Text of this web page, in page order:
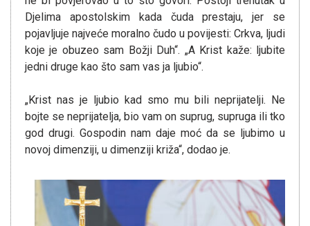
Djelima apostolskim kada čuda prestaju, jer se
pojavljuje najveće moralno čudo u povijesti: Crkva, ljudi
koje je obuzeo sam Božji Duh“. „A Krist kaže: ljubite
jedni druge kao što sam vas ja ljubio“.
„Krist nas je ljubio kad smo mu bili neprijatelji. Ne
bojte se neprijatelja, bio vam on suprug, supruga ili tko
god drugi. Gospodin nam daje moć da se ljubimo u
novoj dimenziji, u dimenziji križa“, dodao je.